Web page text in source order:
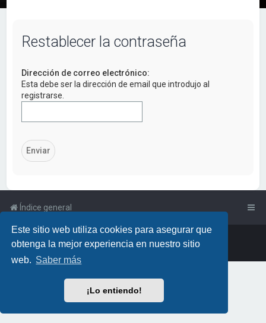
Este sitio web utiliza cookies para asegurar que
obtenga la mejor experiencia en nuestro sitio
web. Saber más
¡Lo entiendo!
Restablecer la contraseña
Dirección de correo electrónico:
Esta debe ser la dirección de email que introdujo al
registrarse.
Índice general
Powered by phpBB • Design by
PlanetStyles
Traducción al español porphpBB España